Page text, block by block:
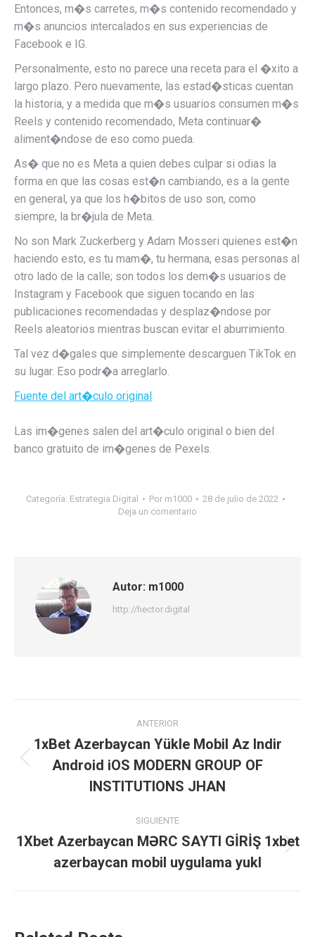
Entonces, m�s carretes, m�s contenido recomendado y
m�s anuncios intercalados en sus experiencias de
Facebook e IG.
Personalmente, esto no parece una receta para el �xito a
largo plazo. Pero nuevamente, las estad�sticas cuentan
la historia, y a medida que m�s usuarios consumen m�s
Reels y contenido recomendado, Meta continuar�
aliment�ndose de eso como pueda.
As� que no es Meta a quien debes culpar si odias la
forma en que las cosas est�n cambiando, es a la gente
en general, ya que los h�bitos de uso son, como
siempre, la br�jula de Meta.
No son Mark Zuckerberg y Adam Mosseri quienes est�n
haciendo esto, es tu mam�, tu hermana, esas personas al
otro lado de la calle; son todos los dem�s usuarios de
Instagram y Facebook que siguen tocando en las
publicaciones recomendadas y desplaz�ndose por
Reels aleatorios mientras buscan evitar el aburrimiento.
Tal vez d�gales que simplemente descarguen TikTok en
su lugar. Eso podr�a arreglarlo.
Fuente del art�culo original
Las im�genes salen del art�culo original o bien del
banco gratuito de im�genes de Pexels.
Categoría: Estrategia Digital Por m1000
28 de julio de 2022
Deja un comentario
Autor: m1000
http://hector.digital
Navegación
entre
publicaciones
ANTERIOR
Publicación
anterior:
1xBet Azerbaycan Yükle Mobil Az Indir
Android iOS MODERN GROUP OF
INSTITUTIONS JHAN
SIGUIENTE
siguiente:
1Xbet Azerbaycan MƏRC SAYTI GİRİŞ 1xbet
azerbaycan mobil uygulama yukl